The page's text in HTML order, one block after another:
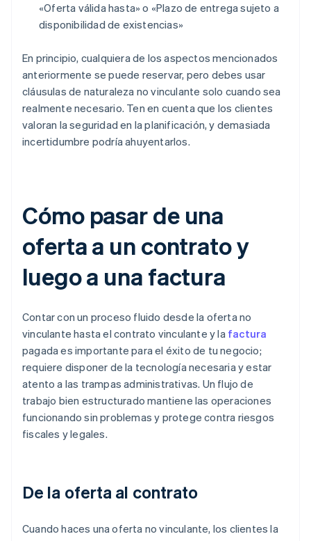
«Oferta válida hasta» o «Plazo de entrega sujeto a
disponibilidad de existencias»
En principio, cualquiera de los aspectos mencionados
anteriormente se puede reservar, pero debes usar
cláusulas de naturaleza no vinculante solo cuando sea
realmente necesario. Ten en cuenta que los clientes
valoran la seguridad en la planificación, y demasiada
incertidumbre podría ahuyentarlos.
Cómo pasar de una
oferta a un contrato y
luego a una factura
Contar con un proceso fluido desde la oferta no
vinculante hasta el contrato vinculante y la factura
pagada es importante para el éxito de tu negocio;
requiere disponer de la tecnología necesaria y estar
atento a las trampas administrativas. Un flujo de
trabajo bien estructurado mantiene las operaciones
funcionando sin problemas y protege contra riesgos
fiscales y legales.
De la oferta al contrato
Cuando haces una oferta no vinculante, los clientes la